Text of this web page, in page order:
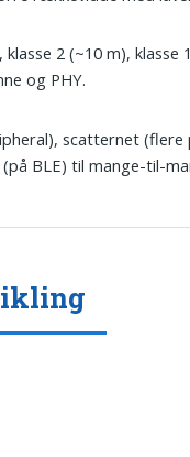
klasse 2 (~10 m), klasse
og PHY.
scatternet (flere
(på BLE) til mange-til-